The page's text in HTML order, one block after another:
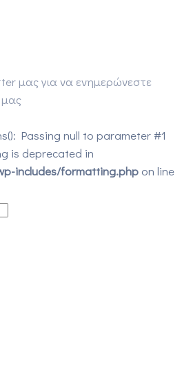
μας για να ενημερώνεστε
Passing null to parameter #1
is deprecated in
includes/formatting.php on line